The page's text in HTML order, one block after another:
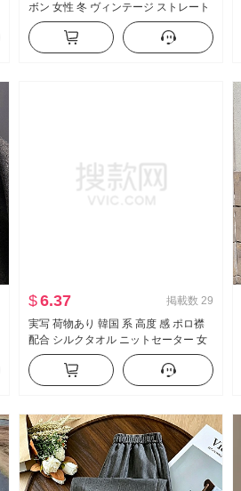
ボン 女性 冬 ヴィンテージ ストレート
カジュアルパンツ ルーズフィット 万
能 スリム効果 ワイドパンツ
$6.37 掲載数 29
実写 荷物あり 韓国 系 高度 感 ポロ襟
配合 シルクタオル ニットセーター 女
性 秋 オープンカラー エレガント 長袖
トップス